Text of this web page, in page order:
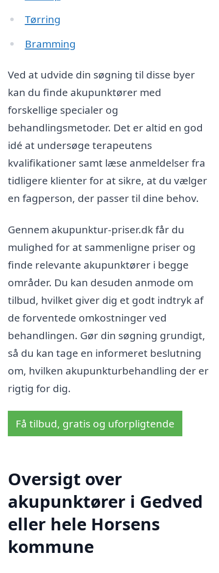
Tørring
Bramming
Ved at udvide din søgning til disse byer
kan du finde akupunktører med
forskellige specialer og
behandlingsmetoder. Det er altid en god
idé at undersøge terapeutens
kvalifikationer samt læse anmeldelser fra
tidligere klienter for at sikre, at du vælger
en fagperson, der passer til dine behov.
Gennem akupunktur-priser.dk får du
mulighed for at sammenligne priser og
finde relevante akupunktører i begge
områder. Du kan desuden anmode om
tilbud, hvilket giver dig et godt indtryk af
de forventede omkostninger ved
behandlingen. Gør din søgning grundigt,
så du kan tage en informeret beslutning
om, hvilken akupunkturbehandling der er
rigtig for dig.
Få tilbud, gratis og uforpligtende
Oversigt over
akupunktører i Gedved
eller hele Horsens
kommune